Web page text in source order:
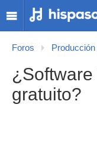
Foros
gratuito?